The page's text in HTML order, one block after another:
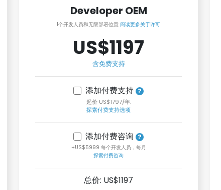
Developer OEM
1个开发人员和无限部署位置 阅读更多关于许可
US$1197
含免费支持
添加付费支持
起价 US$1797/年.
探索付费支持选项
添加付费咨询
+US$5999 每个开发人员，每月
探索付费咨询
总价: US$1197